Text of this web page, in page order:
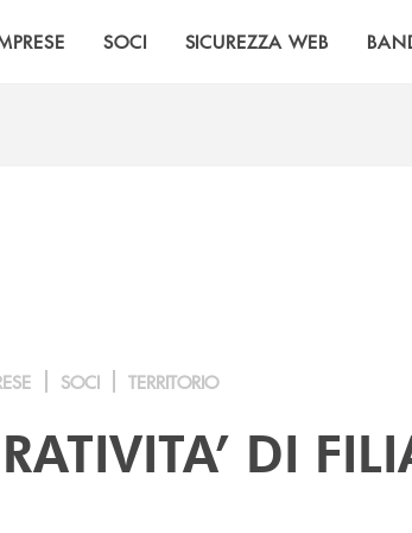
SOCI SICUREZZA WEB
SOCI TERRITORIO
DI